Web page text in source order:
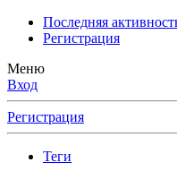
Последняя
Регистрация
Меню
Вход
Регистрация
Теги